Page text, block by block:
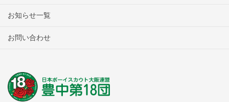
お知らせ一覧
お問い合わせ